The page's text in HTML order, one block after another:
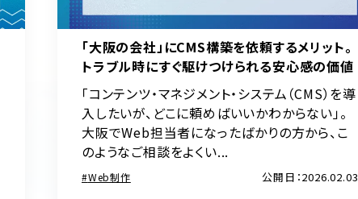
「大阪の会社」にCMS構築を依頼するメリット。
トラブル時にすぐ駆けつけられる安心感の価値
「コンテンツ・マネジメント・システム（CMS）を導
入したいが、どこに頼めばいいかわからない」。
大阪でWeb担当者になったばかりの方から、こ
のようなご相談をよくい...
Web制作 公開日：2026.02.03